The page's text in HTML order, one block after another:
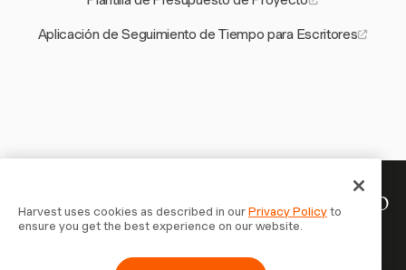
Aplicación de Seguimiento de Tiempo para Escritores
Tu tiempo merece ser registrado
— empieza ahora
Únete a más de 70.000 empresas que registran tiempo,
Harvest uses cookies as described in ourPrivacy Policyto
ensure you get the best experience on our website.